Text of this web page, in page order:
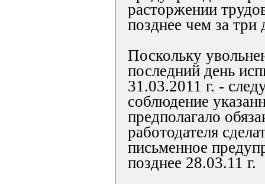
расторжении
позднее чем за три
Поскольку
последний день
31.03.2011 г. -
соблюдение
предполагало
работодателя
письменное
позднее 28.03.11 г.